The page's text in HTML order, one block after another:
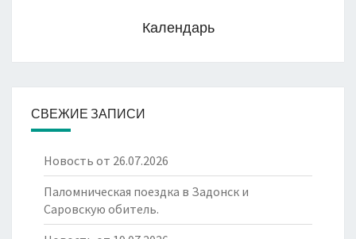
Календарь
СВЕЖИЕ ЗАПИСИ
Новость от 26.07.2026
Паломническая поездка в Задонск и
Саровскую обитель.